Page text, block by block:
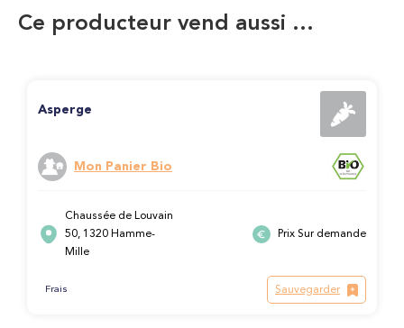
Ce producteur vend aussi …
Asperge
Mon Panier Bio
Chaussée de Louvain
50, 1320 Hamme-
Mille
Prix Sur demande
Frais Sauvegarder